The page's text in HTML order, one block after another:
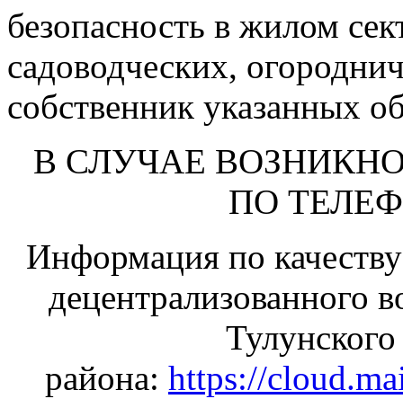
безопасность в жилом
садоводческих,
собственник указанных
В СЛУЧАЕ
ПО
Информация по
децентрализованного
района: https://